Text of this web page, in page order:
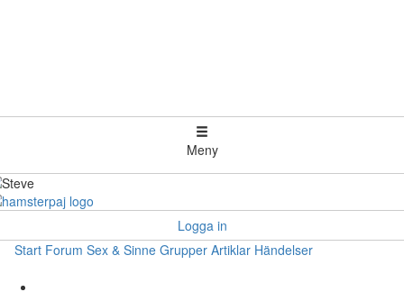
Meny
Logga in
Start Forum Sex & Sinne Grupper Artiklar Händelser